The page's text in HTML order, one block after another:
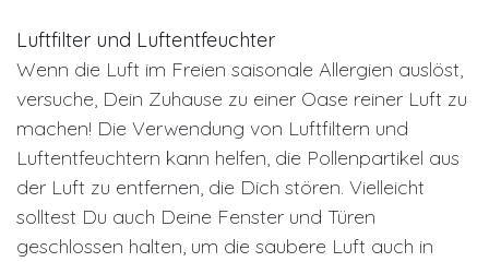
Luftfilter und Luftentfeuchter
Wenn die Luft im Freien saisonale Allergien auslöst,
versuche, Dein Zuhause zu einer Oase reiner Luft zu
machen! Die Verwendung von Luftfiltern und
Luftentfeuchtern kann helfen, die Pollenpartikel aus
der Luft zu entfernen, die Dich stören. Vielleicht
solltest Du auch Deine Fenster und Türen
geschlossen halten, um die saubere Luft auch in